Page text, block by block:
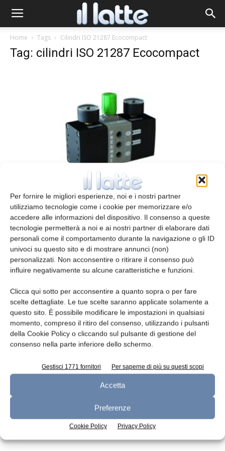
Per fornire le migliori esperienze, noi e i nostri partner
utilizziamo tecnologie come i cookie per memorizzare e/o
accedere alle informazioni del dispositivo. Il consenso a queste
tecnologie permetterà a noi e ai nostri partner di elaborare dati
personali come il comportamento durante la navigazione o gli ID
univoci su questo sito e di mostrare annunci (non)
personalizzati. Non acconsentire o ritirare il consenso può
influire negativamente su alcune caratteristiche e funzioni.
Clicca qui sotto per acconsentire a quanto sopra o per fare
scelte dettagliate. Le tue scelte saranno applicate solamente a
questo sito. È possibile modificare le impostazioni in qualsiasi
momento, compreso il ritiro del consenso, utilizzando i pulsanti
della Cookie Policy o cliccando sul pulsante di gestione del
consenso nella parte inferiore dello schermo.
Gestisci 1771 fornitori Per saperne di più su questi scopi
Accetta
Preferenze
Cookie Policy Privacy Policy
Home Tags Cilindri ISO 21287 Ecocompact
Tag: cilindri ISO 21287 Ecocompact
Componenti per il packaging
redazione 7 Settembre 2013
Leggi la rivista
n.6 - Giugno 2026 n.5 - Maggio 2026
Edicola Web